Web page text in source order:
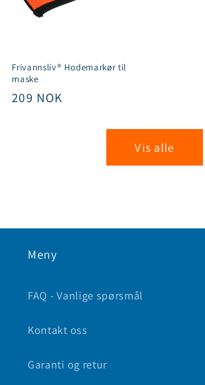
Frivannsliv® Hodemarkør til
maske
Vanlig
209 NOK
Vis alle
Meny
FAQ - Vanlige spørsmål
Kontakt oss
Garanti og retur